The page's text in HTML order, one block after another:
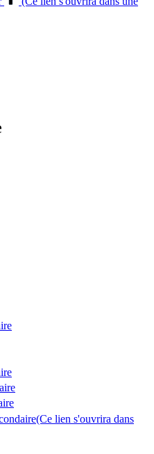
(Ce lien s'ouvrira dans